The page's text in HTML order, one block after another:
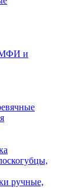
МФИ и
ручные,